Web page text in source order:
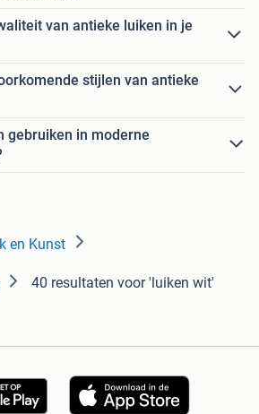
van antieke luiken in je
stijlen van antieke
gebruiken in moderne
en Kunst
40 resultaten voor 'luiken wit'